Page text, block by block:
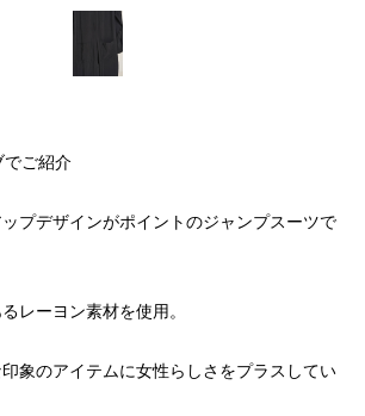
でご紹介
プデザインがポイントのジャンプスーツで
レーヨン素材を使用。
象のアイテムに女性らしさをプラスしてい